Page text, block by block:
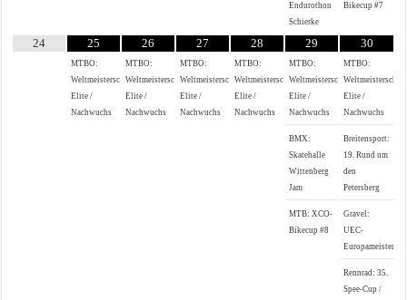
Endurothon
Schierke
Bikecup #7
24 25
MTBO:
Weltmeisterschaften
Elite /
Nachwuchs
26
MTBO:
Weltmeisterschaften
Elite /
Nachwuchs
27
MTBO:
Weltmeisterschaften
Elite /
Nachwuchs
28
MTBO:
Weltmeisterschaften
Elite /
Nachwuchs
29
MTBO:
Weltmeisterschaften
Elite /
Nachwuchs
BMX:
Skatehalle
Wittenberg
Jam
MTB: XCO-
Bikecup #8
30
MTBO:
Elite /
Nachwuchs
Breitensport:
19. Rund um
den
Petersberg
Gravel:
UEC-
Rennrad: 35.
Spee-Cup /